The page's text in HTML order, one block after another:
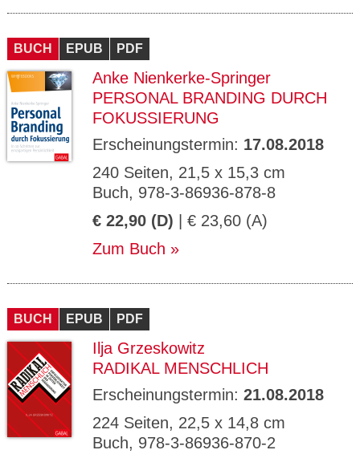
BUCH EPUB PDF
Anke Nienkerke-Springer
PERSONAL BRANDING DURCH
FOKUSSIERUNG
Erscheinungstermin: 17.08.2018
240 Seiten, 21,5 x 15,3 cm
Buch, 978-3-86936-878-8
€ 22,90 (D) | € 23,60 (A)
Zum Buch
BUCH EPUB PDF
Ilja Grzeskowitz
RADIKAL MENSCHLICH
Erscheinungstermin: 21.08.2018
224 Seiten, 22,5 x 14,8 cm
Buch, 978-3-86936-870-2